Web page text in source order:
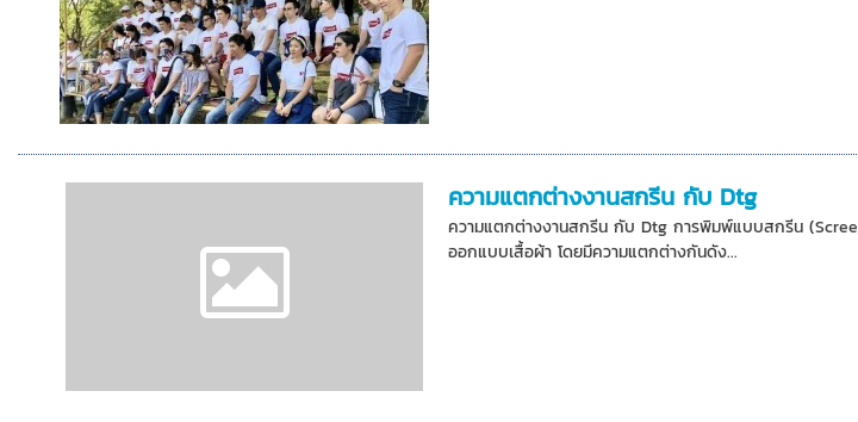
ความแตกต่างงานสกรีน กับ Dtg
ความแตกต่างงานสกรีน กับ Dtg การพิมพ์แบบสกรีน
ออกแบบเสื้อผ้า โดยมีความแตกต่างกันดัง...